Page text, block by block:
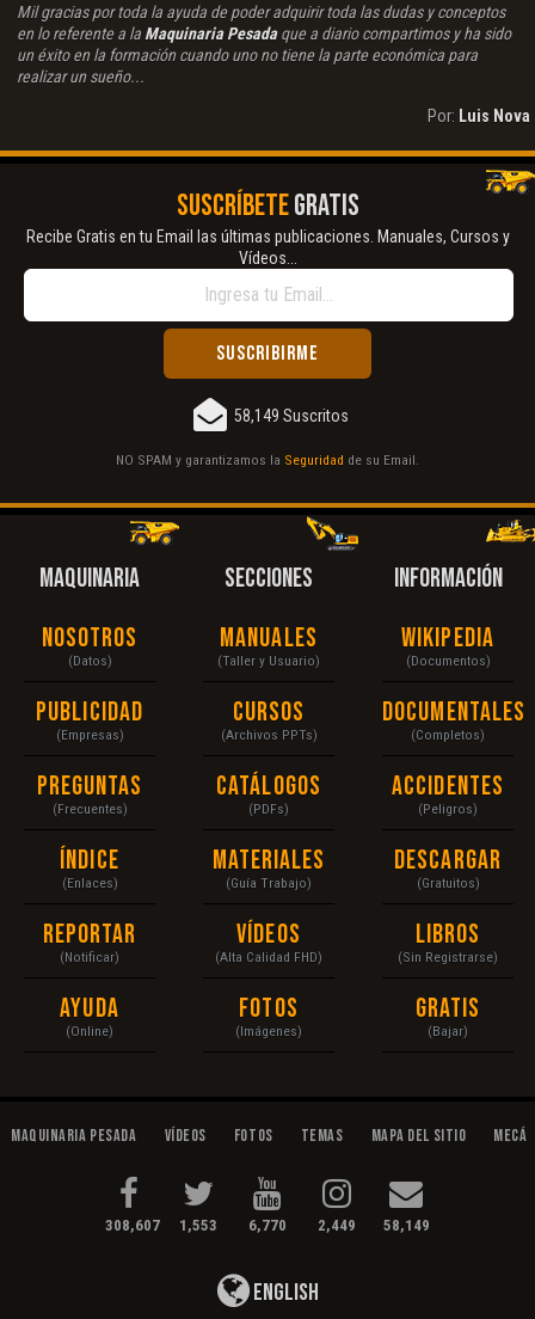
Mil gracias por toda la ayuda de poder adquirir toda las dudas y conceptos
en lo referente a la Maquinaria Pesadaque a diario compartimos y ha sido
un éxito en la formación cuando uno no tiene la parte económica para
realizar un sueño...
Por: Luis Nova
SUSCRÍBETEGRATIS
Recibe Gratis en tu Email las últimas publicaciones. Manuales, Cursos y
Vídeos...
58,149 Suscritos
NO SPAM y garantizamos la Seguridad de su Email.
MAQUINARIA
Nosotros
(Datos)
Publicidad
(Empresas)
Preguntas
(Frecuentes)
Índice
(Enlaces)
Reportar
(Notificar)
Ayuda
(Online)
SECCIONES
Manuales
(Taller y Usuario)
Cursos
(Archivos PPTs)
Catálogos
(PDFs)
Materiales
(Guía Trabajo)
Vídeos
(Alta Calidad FHD)
Fotos
(Imágenes)
INFORMACIÓN
Wikipedia
(Documentos)
Documentales
(Completos)
Accidentes
(Peligros)
Descargar
(Gratuitos)
Libros
(Sin Registrarse)
Gratis
(Bajar)
Maquinaria Pesada Vídeos Fotos Temas Mapa del Sitio
308,607 1,553 6,770 2,449 58,149
English